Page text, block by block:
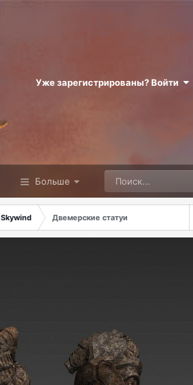
Уже зарегистрированы? Войти
Больше
Skywind
Двемерские статуи